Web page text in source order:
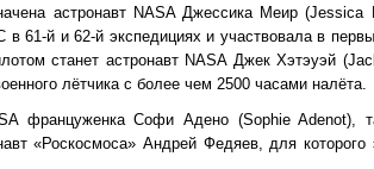
астронавт NASA Джессика Меир (Jessica
61-й и 62-й экспедициях и участвовала в
станет астронавт NASA Джек Хэтэуэй
лётчика с более чем 2500 часами налёта.
француженка Софи Адено (Sophie Adenot),
«Роскосмоса» Андрей Федяев, для